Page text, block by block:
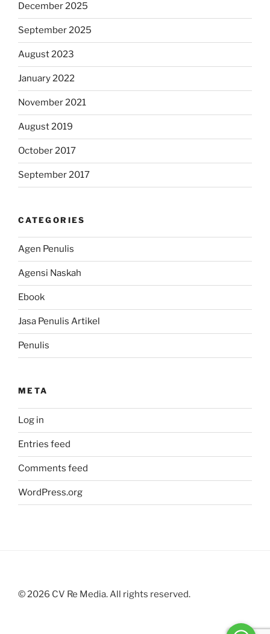
December 2025
September 2025
August 2023
January 2022
November 2021
August 2019
October 2017
September 2017
CATEGORIES
Agen Penulis
Agensi Naskah
Ebook
Jasa Penulis Artikel
Penulis
META
Log in
Entries feed
Comments feed
WordPress.org
©2026 CV Re Media. All rights reserved.